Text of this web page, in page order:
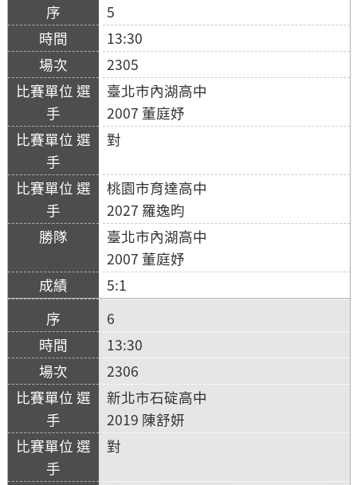
5
13:30
2305
臺北市內湖高中
2007 董庭妤
對
桃園市育達高中
2027 羅逸昀
臺北市內湖高中
2007 董庭妤
5:1
6
13:30
2306
新北市石碇高中
2019 陳舒妍
對